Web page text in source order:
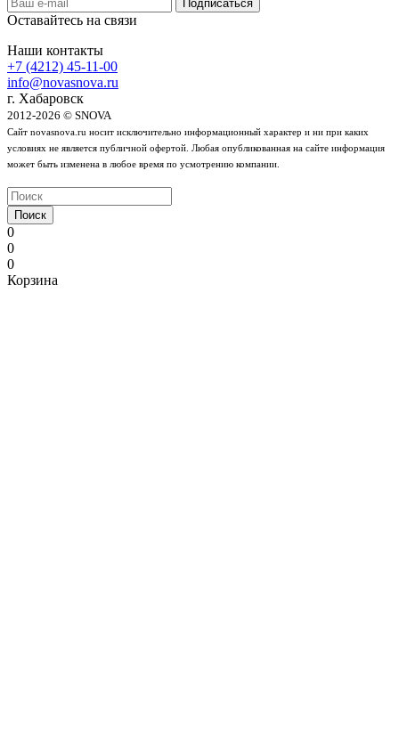
Оставайтесь на связи
Наши контакты
+7 (4212) 45-11-00
info@novasnova.ru
г. Хабаровск
2012-2026 © SNOVA
Сайт novasnova.ru носит исключительно информационный характер и ни при каких
условиях не является публичной офертой. Любая опубликованная на сайте информация
может быть изменена в любое время по усмотрению компании.
Поиск
0
0
0
Корзина